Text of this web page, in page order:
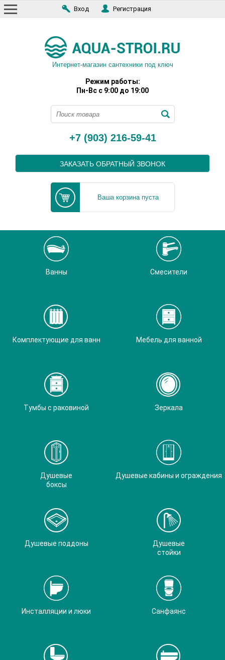
Вход Регистрация
Интернет-магазин сантехники под ключ
Режим работы:
Пн-Вс с 9:00 до 19:00
+7 (903) 216-59-41
ЗАКАЗАТЬ ОБРАТНЫЙ ЗВОНОК
Ваша корзина пуста
Ванны Смесители
Комплектующие для ванн Мебель для ванной
Тумбы с раковиной Зеркала
Душевые
боксы
Душевые кабины и ограждения
Душевые поддоны
Душевые
стойки
Инсталляции и люки Санфаянс